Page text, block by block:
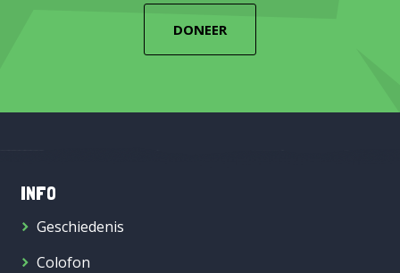
DONEER
INFO
Geschiedenis
Colofon